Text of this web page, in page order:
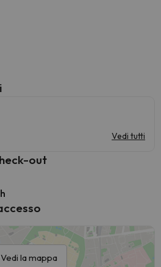
Vedi tutti
out
Vedi la mappa